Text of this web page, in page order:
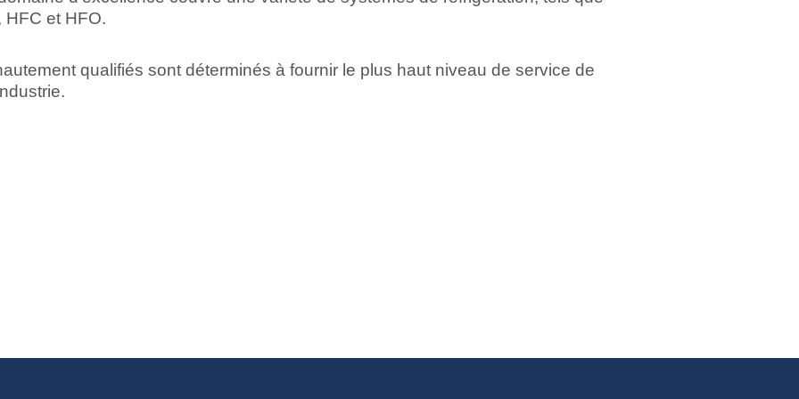
HFC et HFO.
qualifiés sont déterminés à fournir le plus haut niveau de service de